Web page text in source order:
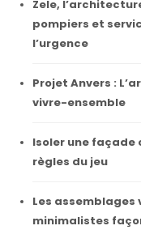
Zele,
pompiers et
l’urgence
Projet Anvers :
vivre-ensemble
Isoler une façade
règles du jeu
Les assemblages
minimalistes